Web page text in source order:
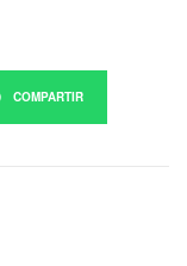
COMPARTIR